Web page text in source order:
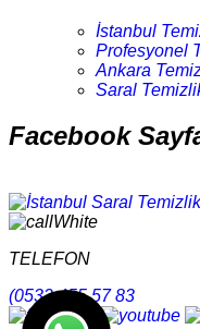
İstanbul
Profesyonel
Ankara
Saral
Facebook
TELEFON
(0532 455 57 83